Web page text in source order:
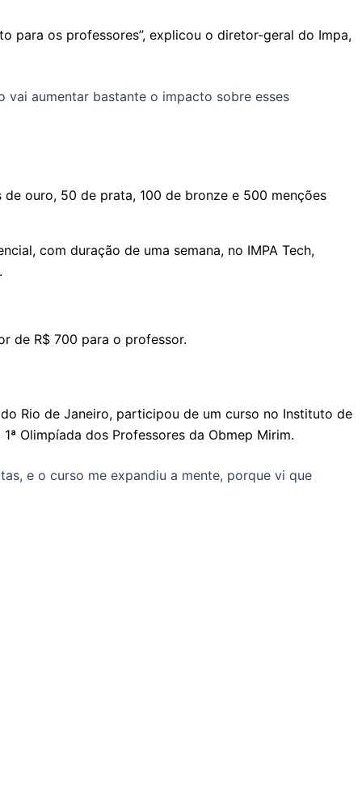
para os professores”, explicou o diretor-geral do Impa,
vai aumentar bastante o impacto sobre esses
ouro, 50 de prata, 100 de bronze e 500 menções
com duração de uma semana, no IMPA Tech,
de R$ 700 para o professor.
Rio de Janeiro, participou de um curso no Instituto de
Olimpíada dos Professores da Obmep Mirim.
e o curso me expandiu a mente, porque vi que